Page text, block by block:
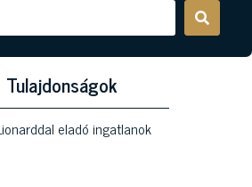
Tulajdonságok
eladó ingatlanok